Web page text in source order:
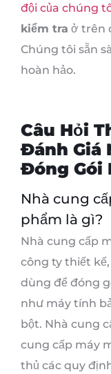
đội của chúng
kiểm tra ở trên
Chúng tôi sẵn
hoàn hảo.
Câu Hỏi
Đánh Giá
Đóng Gói
Nhà cung
phẩm là gì?
Nhà cung cấp
công ty thiết
dùng để đóng
như máy tính
bột. Nhà cung
cung cấp máy
thủ các quy